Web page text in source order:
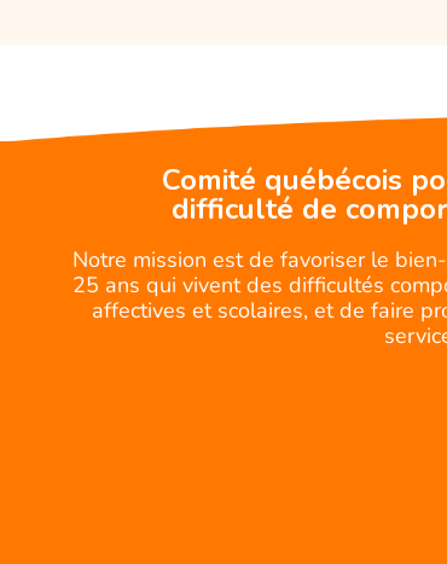
Comité québécois
difficulté de
Notre mission est de favoriser le
25 ans qui vivent des difficultés
affectives et scolaires, et de faire